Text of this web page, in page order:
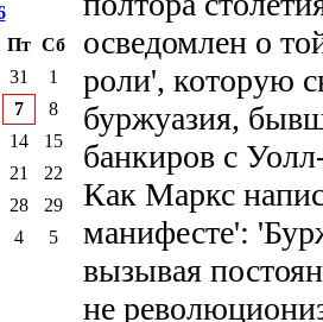
осведомлен о
роли', которую
буржуазия,
банкиров с
Как Маркс
манифесте':
вызывая
не
Пт Сб
31
1
7
8
14
15
21
22
28
29
4 5